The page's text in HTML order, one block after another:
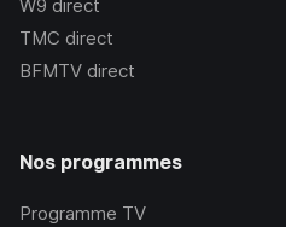
W9 direct
TMC direct
BFMTV direct
Nos programmes
Programme TV